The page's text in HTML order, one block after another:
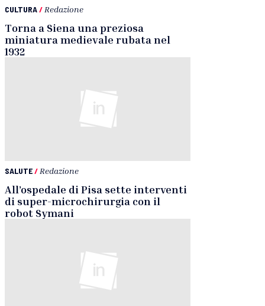
CULTURA/ Redazione
Torna a Siena una preziosa
miniatura medievale rubata nel
1932
SALUTE/ Redazione
All’ospedale di Pisa sette interventi
di super-microchirurgia con il
robot Symani